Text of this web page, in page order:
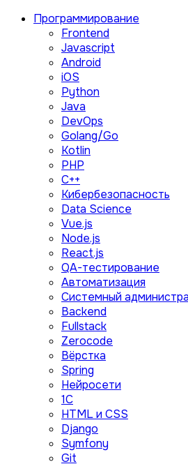
Программирование
Frontend
Javascript
Android
iOS
Python
Java
DevOps
Golang/Go
Kotlin
PHP
C++
Кибербезопасность
Data Science
Vue.js
Node.js
React.js
QA-тестирование
Автоматизация
Системный
Backend
Fullstack
Zerocode
Вёрстка
Spring
Нейросети
1C
HTML и CSS
Django
Symfony
Git